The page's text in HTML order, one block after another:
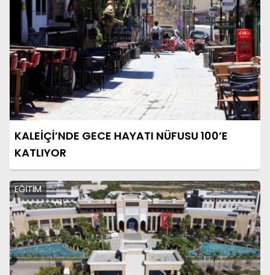
KALEİÇİ’NDE GECE HAYATI NÜFUSU 100’E
KATLIYOR
EĞİTİM